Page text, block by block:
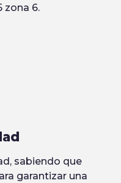
zona 6.
sabiendo que
garantizar una